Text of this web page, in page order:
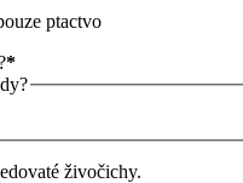
ptactvo
*
živočichy.